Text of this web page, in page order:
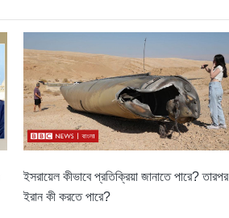
ইসরায়েল কীভাবে প্রতিক্রিয়া জানাতে পারে? তারপর
ইরান কী করতে পারে?